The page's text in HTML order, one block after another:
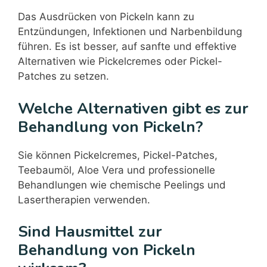
Das Ausdrücken von Pickeln kann zu
Entzündungen, Infektionen und Narbenbildung
führen. Es ist besser, auf sanfte und effektive
Alternativen wie Pickelcremes oder Pickel-
Patches zu setzen.
Welche Alternativen gibt es zur
Behandlung von Pickeln?
Sie können Pickelcremes, Pickel-Patches,
Teebaumöl, Aloe Vera und professionelle
Behandlungen wie chemische Peelings und
Lasertherapien verwenden.
Sind Hausmittel zur
Behandlung von Pickeln